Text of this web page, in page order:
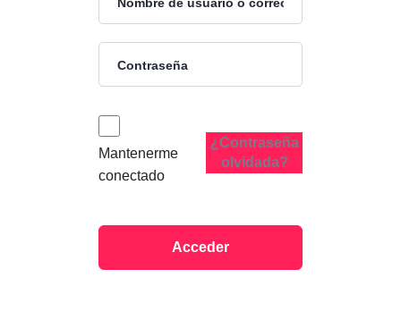
Mantenerme
conectado
¿Contraseña
olvidada?
Acceder